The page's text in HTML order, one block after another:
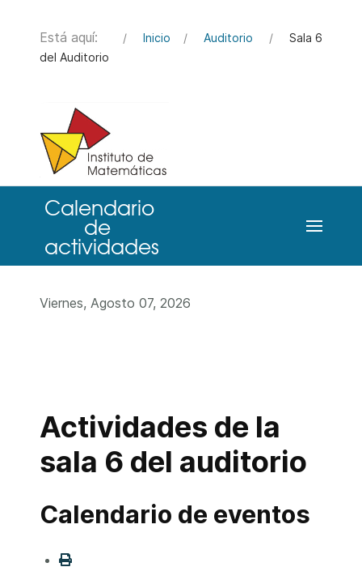
Está aquí: Inicio Auditorio
Sala 6
del Auditorio
Viernes, Agosto 07, 2026
Actividades de la
sala 6 del auditorio
Calendario de eventos